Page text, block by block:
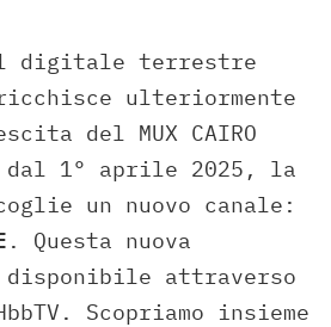
digitale terrestre
ulteriormente
del MUX CAIRO
dal 1° aprile 2025, la
un nuovo canale:
. Questa nuova
disponibile attraverso
Scopriamo insieme